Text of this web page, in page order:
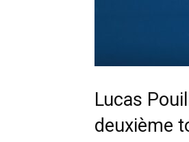
Lucas
deuxième